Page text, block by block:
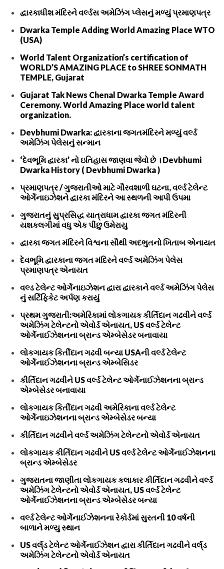
દ્વારકાધીશ મંદિરને વર્લ્ડસ અમેઝિંગ પ્લેસનું મળ્યું પ્રમાણપત્ર
Dwarka Temple Adding World Amazing Place WTO
(USA)
World Talent Organization’s certification of
WORLD’S AMAZING PLACE to SHREE SONMATH
TEMPLE, Gujarat
Gujarat Tak News Chenal Dwarka Temple Award
Ceremony. World Amazing Place world talent
organization.
Devbhumi Dwarka: દ્વારકાના જગતમંદિરને મળ્યું વર્લ્ડ
અમેઝિંગ પેલેસનું સન્માન
‘દેવભૂમિ દ્વારકા’ નો ઇતિહાસ જાણવા જેવો છે । Devbhumi
Dwarka History ( Devbhumi Dwarka )
પ્રમાણપત્ર / ગુજરાતીઓ માટે ગૌરવશાળી ઘટના, વર્લ્ડ ટેલેન્ટ
ઓર્ગેનાઇઝેશને દ્વારકા મંદિરને આ સ્થળની આપી ઉપમા
ગુજરાતનું સુપ્રસિદ્ધ યાત્રાધામ દ્વારકા જગત મંદિરની
યશકલગીમાં વધુ એક પીંછુ ઉમેરાયુ
દ્વારકા જગત મંદિરને વિશ્વના સૌથી અદભુતનો ખિતાબ એનાયત
દેવભૂમિ દ્વારકાના જગત મંદિરને વર્લ્ડ અમેઝિંગ પેલેસ
પ્રમાણપત્ર એનાયત
વલ્ડ ટેલેન્ટ ઓર્ગેનાઇઝેશન દ્વારા દ્વારકાને વર્લ્ડ અમેઝિંગ પેલેસ
નું સર્ટિફિકેટ અર્પણ કરાયું
પ્રથમ ગુજરાતી:અમેરિકામાં લોકગાયક કીર્તિદાન ગઢવીને વર્લ્ડ
અમેઝિંગ ટેલેન્ટનો એવોર્ડ એનાયત, US વર્લ્ડ ટેલેન્ટ
ઓર્ગેનાઈઝેશનના બ્રાન્ડ એમ્બેસેડર બનાવાયા
લોકગાયક કિર્તીદાન ગઢવી બન્યા USAની વર્લ્ડ ટેલેન્ટ
ઓર્ગેનાઈઝેશનના બ્રાન્ડ એમ્બેસિડર
કીર્તિદાન ગઢવીને US વર્લ્ડ ટેલેન્ટ ઓર્ગેનાઈઝેશનના બ્રાન્ડ
એમ્બેસેડર બનાવાયા
લોકગાયક કિર્તીદાન ગઢવી અમેરિકાના વર્લ્ડ ટેલેન્ટ
ઓર્ગેનાઇઝેશનના બ્રાન્ડ એમ્બેસેડર બન્યા
કીર્તિદાન ગઢવીને વર્લ્ડ અમેઝિંગ ટેલેન્ટનો એવોર્ડ એનાયત
લોકગાયક કીર્તિદાન ગઢવીને US વર્લ્ડ ટેલેન્ટ ઓર્ગેનાઈઝેશનના
બ્રાન્ડ એમ્બેસેડર
ગુજરાતના જાણીતા લોકગાયક કલાકાર કીર્તિદાન ગઢવીને વર્લ્ડ
અમેઝિંગ ટેલેન્ટનો એવોર્ડ એનાયત, US વર્લ્ડ ટેલેન્ટ
ઓર્ગેનાઈઝેશનના બ્રાન્ડ એમ્બેસેડર બન્યા
વર્લ્ડ ટેલેન્ટ ઓર્ગેનાઈઝેશનના રેકોર્ડમાં સુરતની 10 વર્ષની
બાળાને મળ્યુ સ્થાન
US વર્લ્‌ડ ટેલેન્ટ ઓર્ગેનાઈઝેશન દ્વારા કીર્તિદાન ગઢવીને વર્લ્‌ડ
અમેઝિંગ ટેલેન્ટનો એવોર્ડ એનાયત